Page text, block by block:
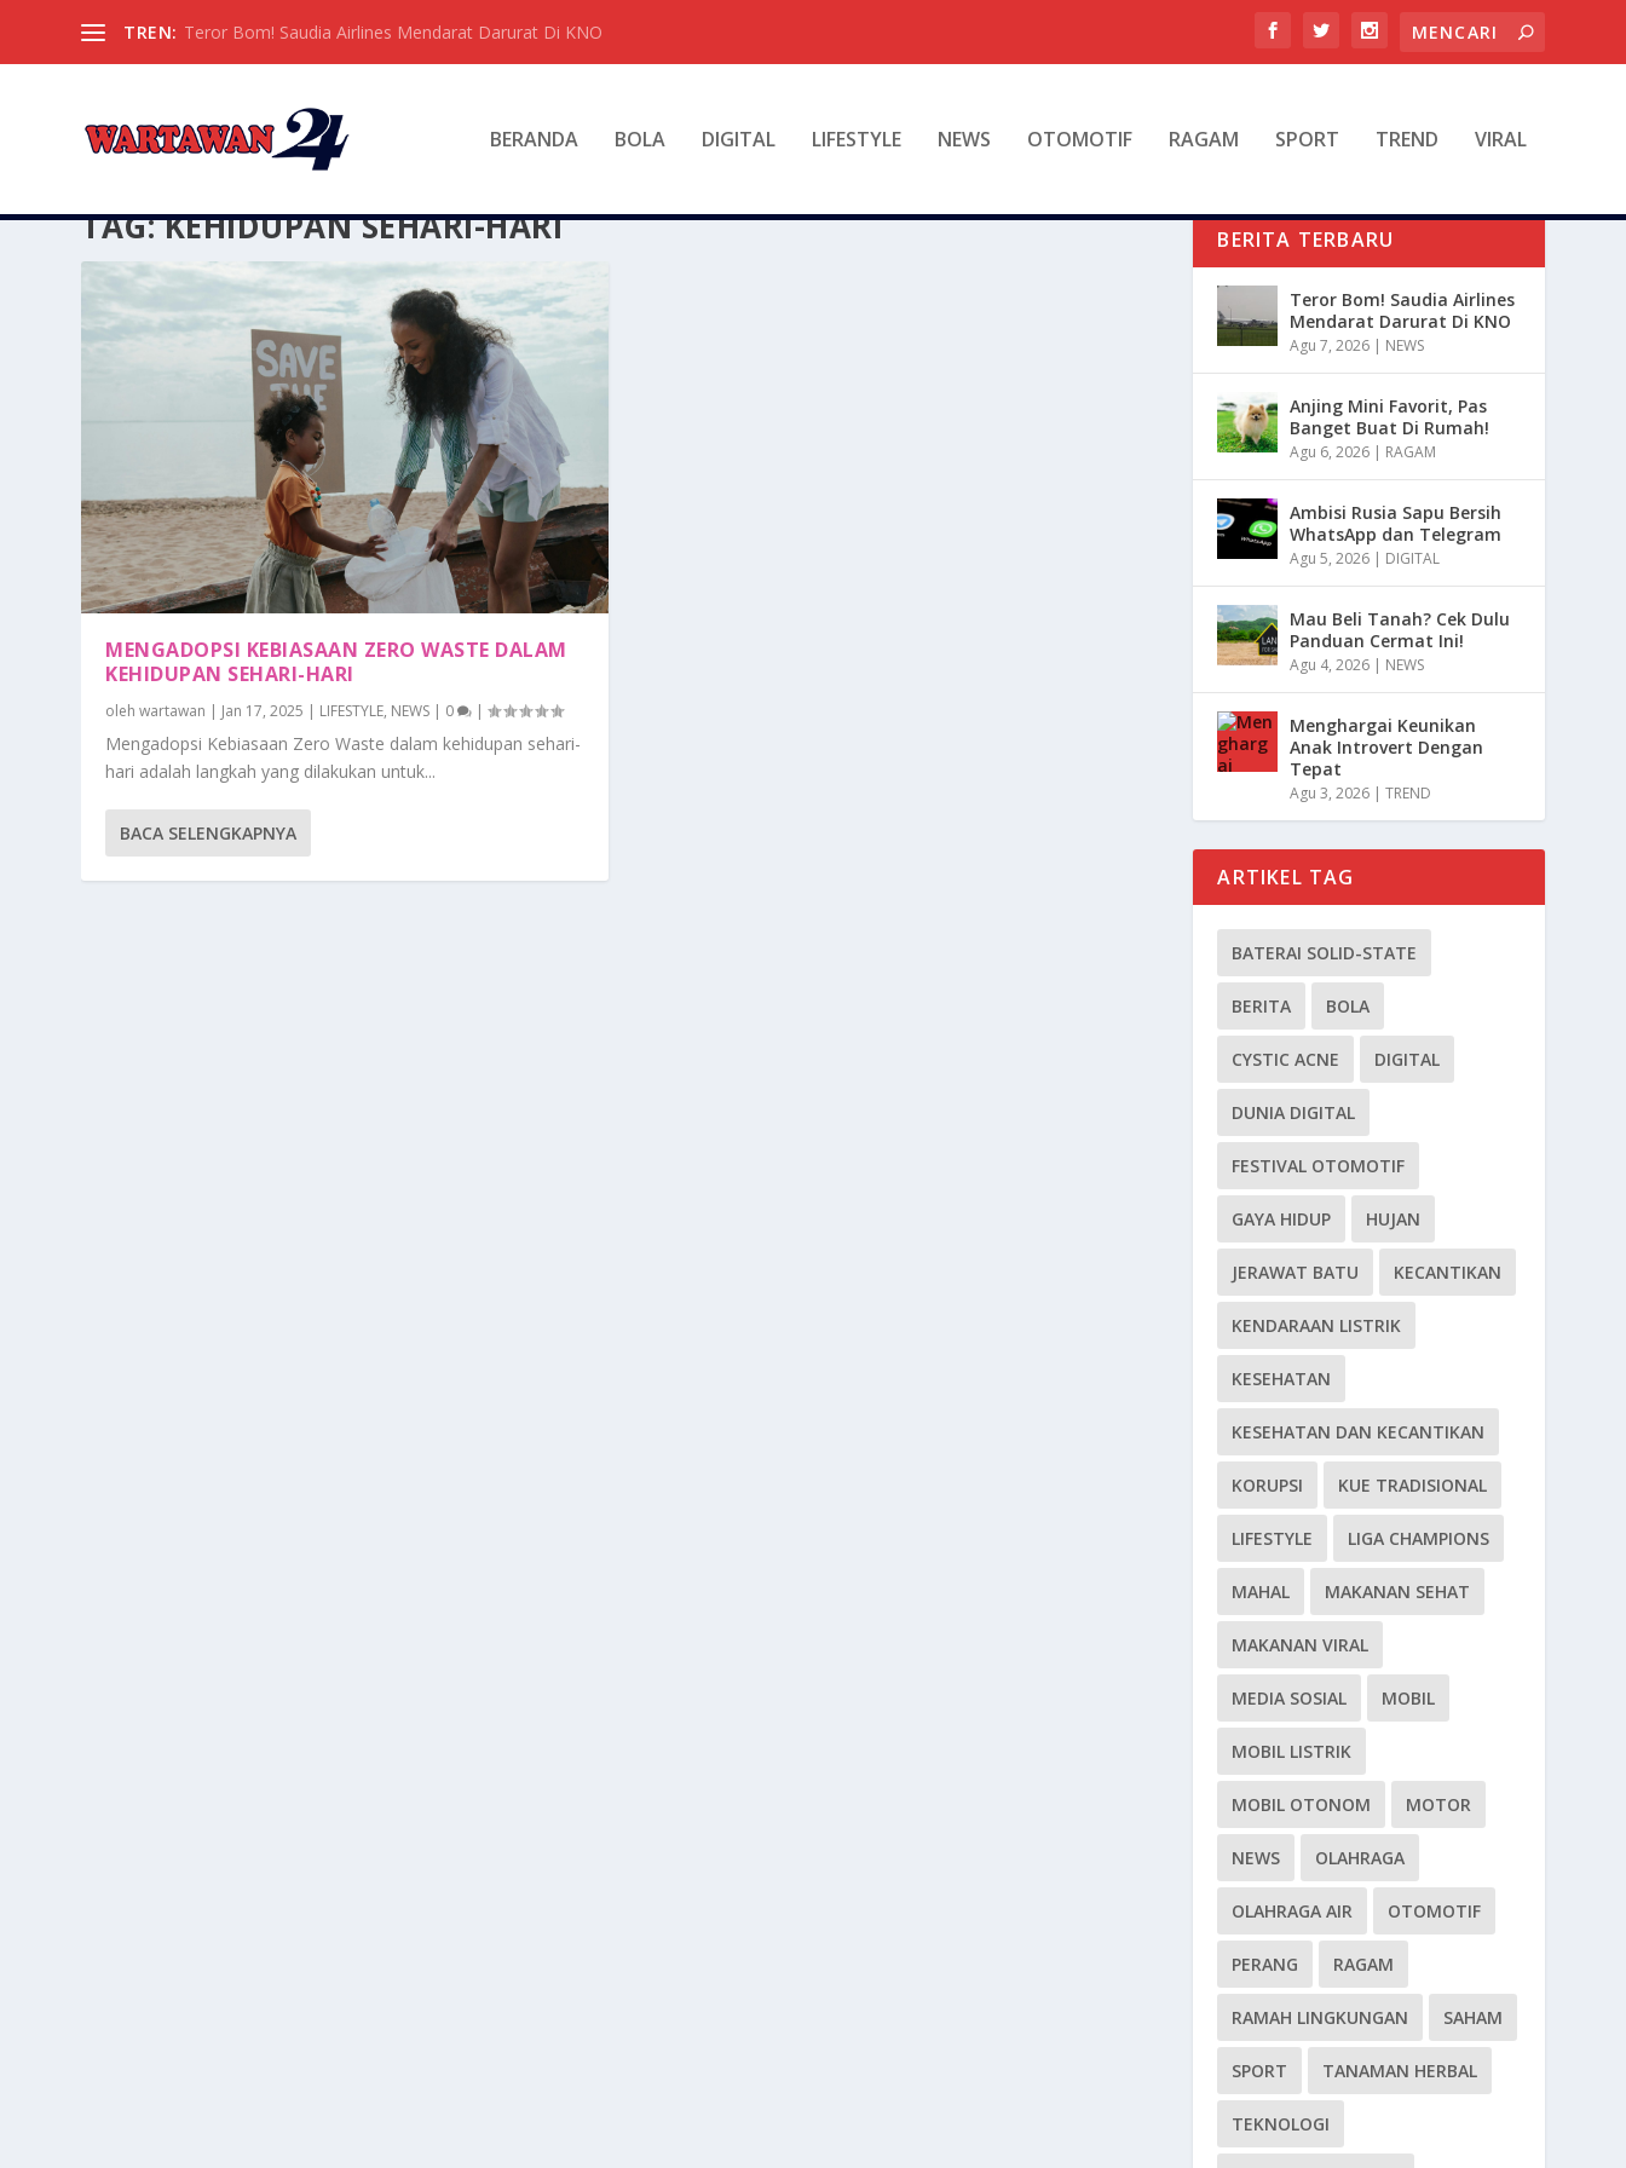
TREN: Teror Bom! Saudia Airlines Mendarat Darurat Di KNO
BERANDA BOLA DIGITAL LIFESTYLE NEWS OTOMOTIF RAGAM SPORT TREND VIRAL
TAG:KEHIDUPAN SEHARI-HARI
MENGADOPSI KEBIASAAN ZERO WASTE DALAM
KEHIDUPAN SEHARI-HARI
olehwartawan | Jan 17, 2025 | LIFESTYLE, NEWS | 0 |
Mengadopsi Kebiasaan Zero Waste dalam kehidupan sehari-
hari adalah langkah yang dilakukan untuk...
BACA SELENGKAPNYA
BERITA TERBARU
Teror Bom! Saudia Airlines
Mendarat Darurat Di KNO
Agu 7, 2026 | NEWS
Anjing Mini Favorit, Pas
Banget Buat Di Rumah!
Agu 6, 2026 | RAGAM
Ambisi Rusia Sapu Bersih
WhatsApp dan Telegram
Agu 5, 2026 | DIGITAL
Mau Beli Tanah? Cek Dulu
Panduan Cermat Ini!
Agu 4, 2026 | NEWS
Menghargai Keunikan
Anak Introvert Dengan
Tepat
Agu 3, 2026 |TREND
ARTIKEL TAG
BATERAI SOLID-STATE
BERITA BOLA
CYSTIC ACNE DIGITAL
DUNIA DIGITAL
FESTIVAL OTOMOTIF
GAYA HIDUP HUJAN
JERAWAT BATU KECANTIKAN
KENDARAAN LISTRIK
KESEHATAN
KESEHATAN DAN KECANTIKAN
KORUPSI KUE TRADISIONAL
LIFESTYLE LIGA CHAMPIONS
MAHAL MAKANAN SEHAT
MAKANAN VIRAL
MEDIA SOSIAL MOBIL
MOBIL LISTRIK
MOBIL OTONOM MOTOR
NEWS OLAHRAGA
OLAHRAGA AIR OTOMOTIF
PERANG RAGAM
RAMAH LINGKUNGAN SAHAM
SPORT TANAMAN HERBAL
TEKNOLOGI